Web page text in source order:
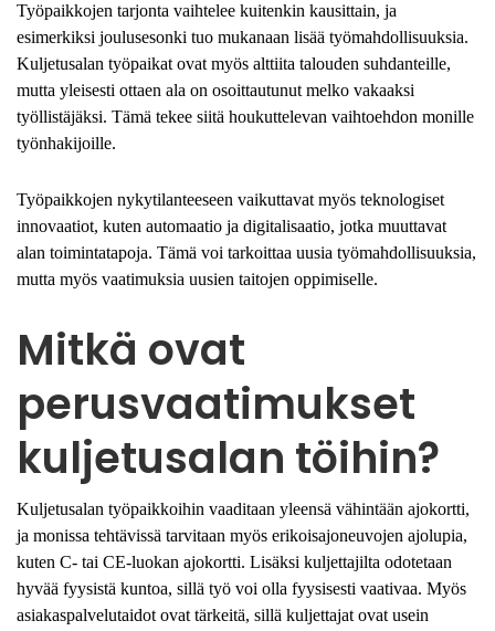
Työpaikkojen tarjonta vaihtelee kuitenkin kausittain, ja
esimerkiksi joulusesonki tuo mukanaan lisää työmahdollisuuksia.
Kuljetusalan työpaikat ovat myös alttiita talouden suhdanteille,
mutta yleisesti ottaen ala on osoittautunut melko vakaaksi
työllistäjäksi. Tämä tekee siitä houkuttelevan vaihtoehdon monille
työnhakijoille.
Työpaikkojen nykytilanteeseen vaikuttavat myös teknologiset
innovaatiot, kuten automaatio ja digitalisaatio, jotka muuttavat
alan toimintatapoja. Tämä voi tarkoittaa uusia työmahdollisuuksia,
mutta myös vaatimuksia uusien taitojen oppimiselle.
Mitkä ovat
perusvaatimukset
kuljetusalan töihin?
Kuljetusalan työpaikkoihin vaaditaan yleensä vähintään ajokortti,
ja monissa tehtävissä tarvitaan myös erikoisajoneuvojen ajolupia,
kuten C- tai CE-luokan ajokortti. Lisäksi kuljettajilta odotetaan
hyvää fyysistä kuntoa, sillä työ voi olla fyysisesti vaativaa. Myös
asiakaspalvelutaidot ovat tärkeitä, sillä kuljettajat ovat usein